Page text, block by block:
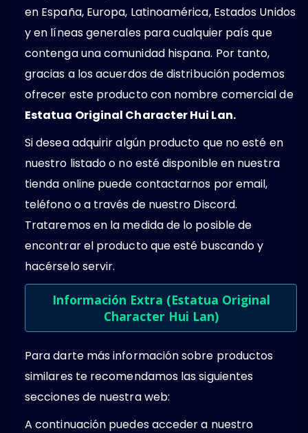
en España, Europa, Latinoamérica, Estados Unidos
y en líneas generales para cualquier país que
contenga una comunidad hispana. Por tanto,
gracias a los acuerdos de distribución podemos
ofrecer este producto con nombre comercial de
Estatua Original Character Hui Lan.
Si desea adquirir algún producto que no esté en
nuestro listado o no esté disponible en nuestra
tienda online puede contactarnos por email,
teléfono o a través de nuestro Discord.
Trataremos en la medida de lo posible de
encontrar el producto que esté buscando y
hacérselo servir.
Información Extra (Estatua Original
Character Hui Lan)
Para darte más información sobre productos
similares te recomendamos las siguientes
secciones de nuestra web:
A continuación puedes acceder a nuestro